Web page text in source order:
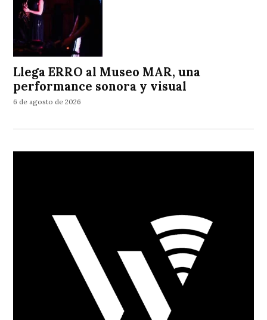
Llega ERRO al Museo MAR, una
performance sonora y visual
6 de agosto de 2026